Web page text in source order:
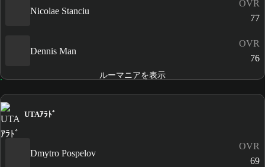
Nicolae Stanciu
OVR
77
Dennis Man
OVR
76
ルーマニアを表示
UTAｱﾗﾄﾞ
Dmytro Pospelov
OVR
69